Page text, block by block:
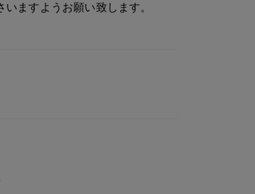
ますようお願い致します。